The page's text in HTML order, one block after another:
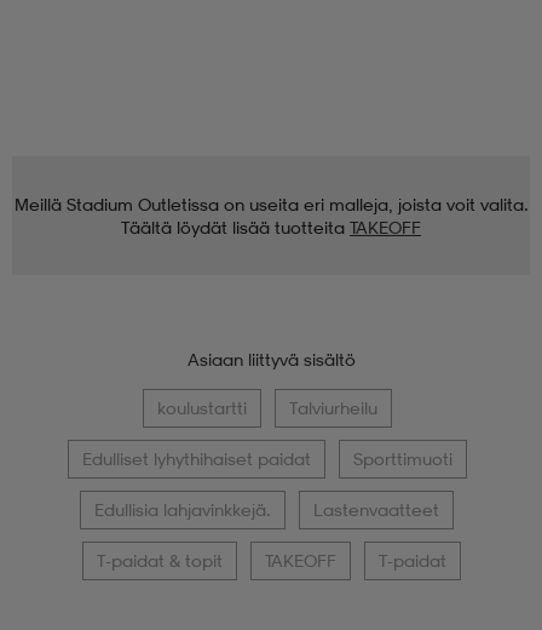
Meillä Stadium Outletissa on useita eri malleja, joista voit valita.
Täältä löydät lisää tuotteita TAKEOFF
Asiaan liittyvä sisältö
koulustartti Talviurheilu
Edulliset lyhythihaiset paidat Sporttimuoti
Edullisia lahjavinkkejä. Lastenvaatteet
T-paidat & topit TAKEOFF T-paidat